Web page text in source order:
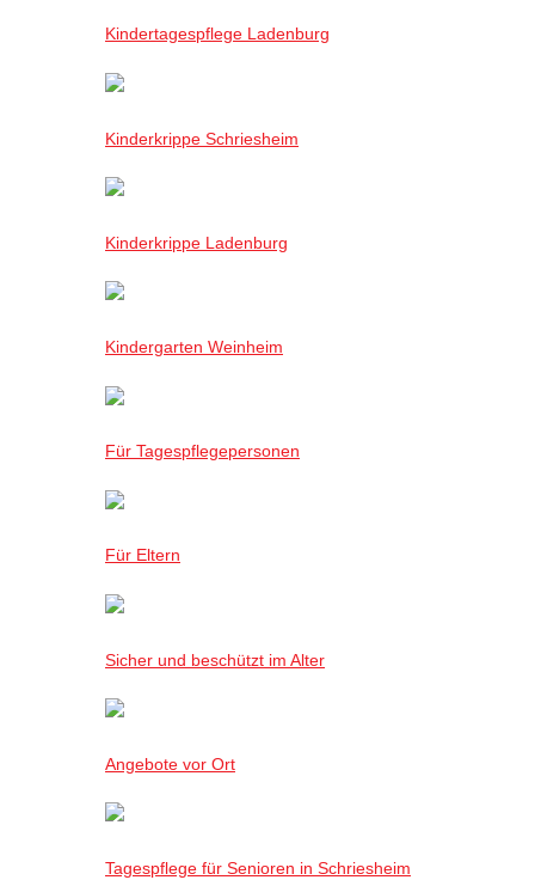
Kindertagespflege Ladenburg
Kinderkrippe Schriesheim
Kinderkrippe Ladenburg
Kindergarten Weinheim
Für Tagespflegepersonen
Für Eltern
Sicher und beschützt im Alter
Angebote vor Ort
Tagespflege für Senioren in Schriesheim